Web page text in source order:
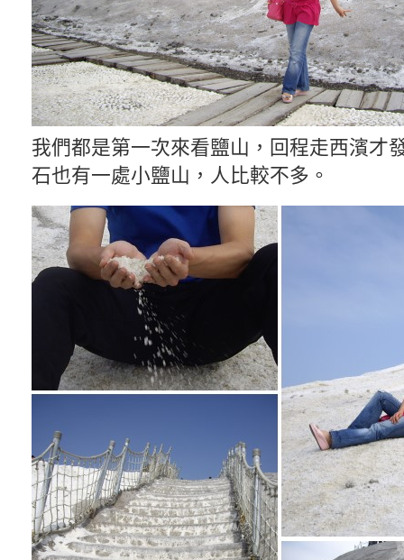
我們都是第一次來看鹽山，回程走西濱才
石也有一處小鹽山，人比較不多。